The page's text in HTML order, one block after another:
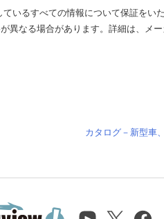
いるすべての情報について保証をい
異なる場合があります。詳細は、メ
カタログ－新型車